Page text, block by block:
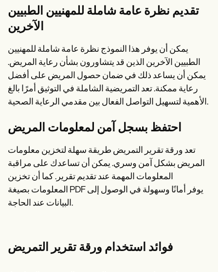
تقديم نظرة عامة شاملة للمهنيين الطبيين
الآخرين
يمكن أن يوفر هذا النموذج نظرة عامة شاملة للمهنيين
الطبيين الآخرين الذين قد يتشاورون بشأن رعاية المريض.
يمكن أن يساعد ذلك في ضمان حصول المريض على أفضل
رعاية ممكنة. تعد التمريضية الشاملة في التوثيق أمرًا بالغ
الأهمية لتسهيل التواصل الفعال بين مقدمي الرعاية الصحية.
احتفظ بسجل آمن لمعلومات المريض
تعد ورقة تقرير التمريض طريقة سهلة لتخزين معلومات
المريض بشكل آمن وسري. يمكن أن تساعدك على مراقبة
المعلومات المهمة عند تقديم تقرير. كما أن تخزين
المعلومات بصيغة PDF يوفر أمانًا وسهولة في الوصول إلى
البيانات عند الحاجة.
فوائد استخدام ورقة تقرير التمريض